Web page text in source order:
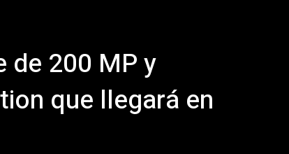
de 200 MP y
que llegará en